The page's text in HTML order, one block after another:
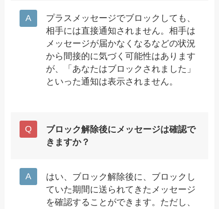
プラスメッセージでブロックしても、
相手には直接通知されません。相手は
メッセージが届かなくなるなどの状況
から間接的に気づく可能性はあります
が、「あなたはブロックされました」
といった通知は表示されません。
ブロック解除後にメッセージは確認で
きますか？
はい、ブロック解除後に、ブロックし
ていた期間に送られてきたメッセージ
を確認することができます。ただし、